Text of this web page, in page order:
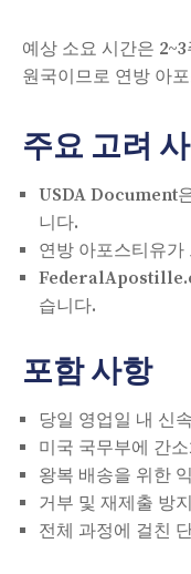
예상 소요 시간은
원국이므로 연방 아
주요 고려
USDA Document
니다.
연방 아포스티유가
습니다.
포함 사항
당일 영업일 내 신
미국 국무부에 간
왕복 배송을 위한
거부 및 재제출 방
전체 과정에 걸친